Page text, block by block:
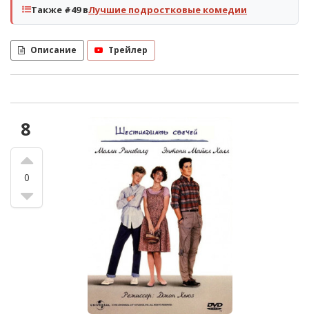
Также #49 вЛучшие подростковые комедии
Описание Трейлер
8
0